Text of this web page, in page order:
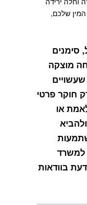
שלכם,
סימנים
מוצקה
חוקר פרטי
או
למשרד
בוודאות